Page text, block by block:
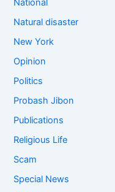
National
Natural disaster
New York
Opinion
Politics
Probash Jibon
Publications
Religious Life
Scam
Special News